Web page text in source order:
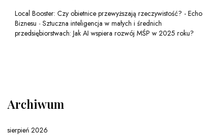
Local Booster: Czy obietnice przewyższają rzeczywistość? - Echo
Biznesu - Sztuczna inteligencja w małych i średnich
przedsiębiorstwach: Jak AI wspiera rozwój MŚP w 2025 roku?
Archiwum
sierpień 2026